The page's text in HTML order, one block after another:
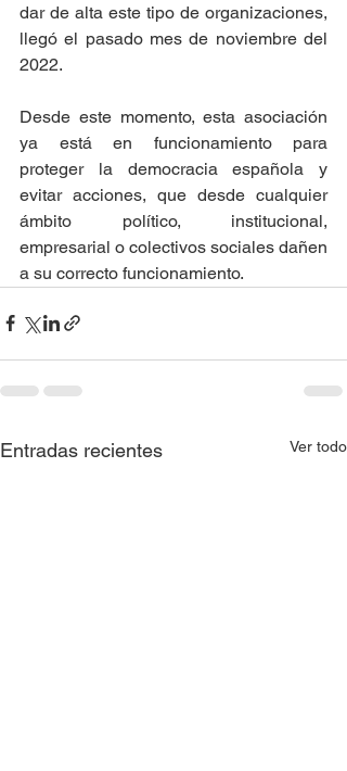
dar de alta este tipo de organizaciones,
llegó el pasado mes de noviembre del
2022.
Desde este momento, esta asociación
ya está en funcionamiento para
proteger la democracia española y
evitar acciones, que desde cualquier
ámbito político, institucional,
empresarial o colectivos sociales dañen
a su correcto funcionamiento.
Entradas recientes Ver todo